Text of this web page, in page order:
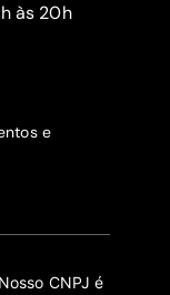
às 20h
e
CNPJ é